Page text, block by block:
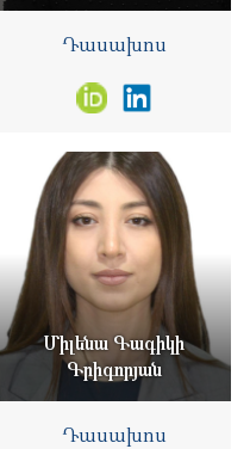
Դասախոս
Միլենա Գագիկի
Գրիգորյան
Դասախոս